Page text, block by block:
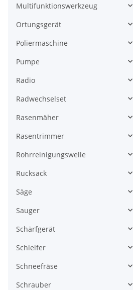
Multifunktionswerkzeug
Ortungsgerät
Poliermaschine
Pumpe
Radio
Radwechselset
Rasenmäher
Rasentrimmer
Rohrreinigungswelle
Rucksack
Säge
Sauger
Schärfgerät
Schleifer
Schneefräse
Schrauber